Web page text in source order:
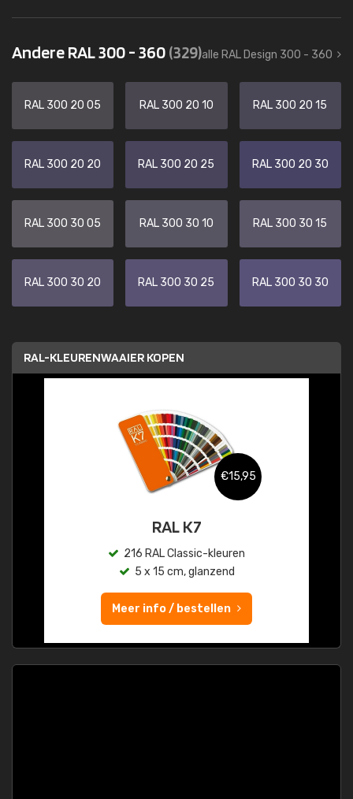
Andere RAL 300 - 360(329)alle RAL Design 300 - 360
RAL 300 20 05 RAL 300 20 10 RAL 300 20 15
RAL 300 20 20 RAL 300 20 25 RAL 300 20 30
RAL 300 30 05 RAL 300 30 10 RAL 300 30 15
RAL 300 30 20 RAL 300 30 25 RAL 300 30 30
RAL-KLEURENWAAIER KOPEN
€15,95
RAL K7
216 RAL Classic-kleuren
5 x 15 cm, glanzend
Meer info / bestellen